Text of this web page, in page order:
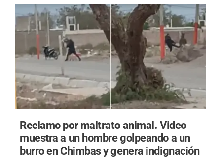
Reclamo por maltrato animal.Video
muestra a un hombre golpeando a un
burro en Chimbas y genera indignación